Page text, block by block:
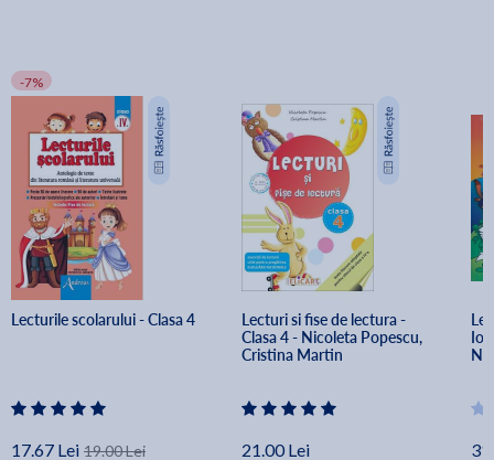
-7%
Lecturile scolarului - Clasa 4
17.67 Lei 19.00 Lei
Lecturi si fise de lectura -
Clasa 4 - Nicoleta Popescu,
Cristina Martin
21.00 Lei